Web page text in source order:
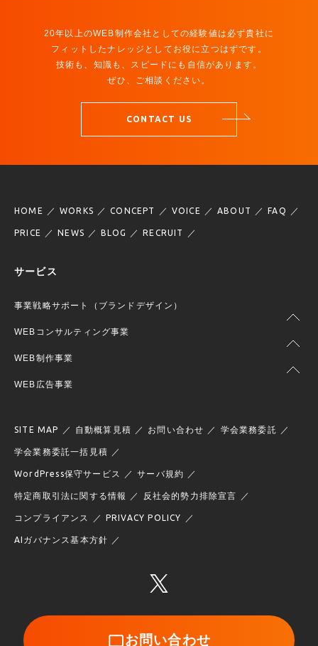
20年以上のWEB制作会社としての経験値は必ず貴社に
フィットしたナレッジとしてお役に立つはずです。
技術も、知識も、スピードにも自信があります。
ぜひ、ご相談ください。
CONTACT US
HOME WORKS CONCEPT VOICE ABOUT FAQ
PRICE NEWS BLOG RECRUIT
サービス
事業戦略サポート（ブランドデザイン）
WEBコンサルティング事業
WEB制作事業
WEB広告事業
SITE MAP 自動概算見積 お問い合わせ 学会業務委託
学会業務委託一括見積
WordPress保守サービス サーバ規約
特定商取引法に関する情報 反社会的勢力排除宣言
コンプライアンス PRIVACY POLICY
AIガバナンス基本方針
お問い合わせ